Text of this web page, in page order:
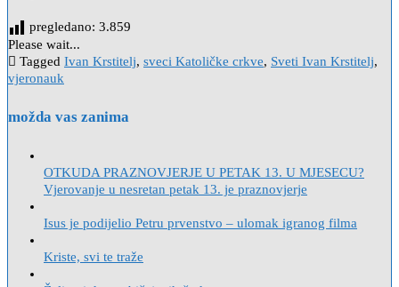
pregledano: 3.859
Please wait...
Tagged Ivan Krstitelj, sveci Katoličke crkve, Sveti Ivan Krstitelj,
vjeronauk
možda vas zanima
OTKUDA PRAZNOVJERJE U PETAK 13. U MJESECU?
Vjerovanje u nesretan petak 13. je praznovjerje
Isus je podijelio Petru prvenstvo – ulomak igranog filma
Kriste, svi te traže